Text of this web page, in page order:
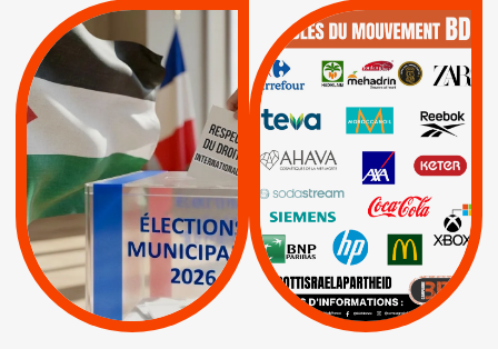
MUNICIPALES 2026 :
JE VOTE POUR LE
RESPECT DU DROIT
INTERNATIONAL EN
PALESTINE
APPELS | Actus
Espaces Sans
Apartheid
| Lettres d'interpellation
Pétitions
QUE BOYCOTTER ?
BOYCOTT /
AXA BNP | CAF |
Carrefour | HP |
Keter |
Livres et brochures |
Mehadrin | PUMA
Sodastream |
Visuels, tracts,
affiches,...